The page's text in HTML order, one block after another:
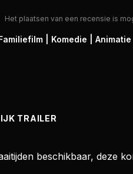
Het plaatsen van een recensie is
Familiefilm| Komedie | Animatie
TRAILER
beschikbaar, deze